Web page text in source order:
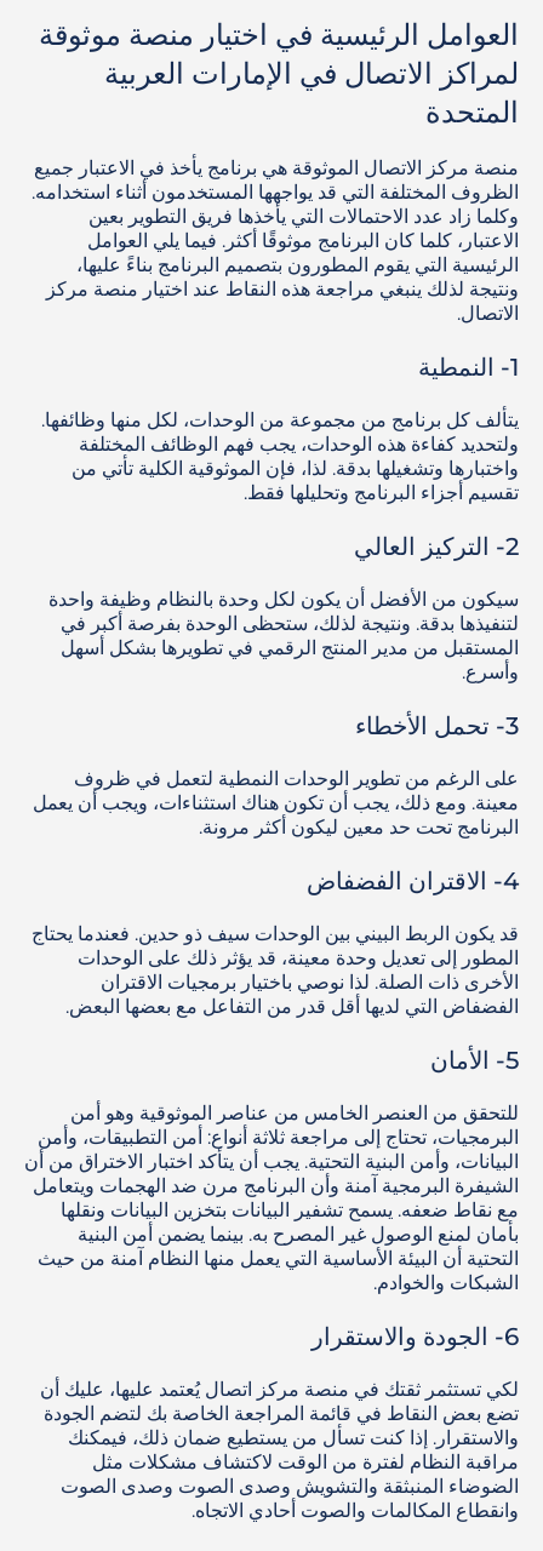
العوامل الرئيسية في اختيار منصة موثوقة
لمراكز الاتصال في الإمارات العربية
المتحدة
منصة مركز الاتصال الموثوقة هي برنامج يأخذ في الاعتبار جميع
الظروف المختلفة التي قد يواجهها المستخدمون أثناء استخدامه.
وكلما زاد عدد الاحتمالات التي يأخذها فريق التطوير بعين
الاعتبار، كلما كان البرنامج موثوقًا أكثر. فيما يلي العوامل
الرئيسية التي يقوم المطورون بتصميم البرنامج بناءً عليها،
ونتيجة لذلك ينبغي مراجعة هذه النقاط عند اختيار منصة مركز
الاتصال.
1- النمطية
يتألف كل برنامج من مجموعة من الوحدات، لكل منها وظائفها.
ولتحديد كفاءة هذه الوحدات، يجب فهم الوظائف المختلفة
واختبارها وتشغيلها بدقة. لذا، فإن الموثوقية الكلية تأتي من
تقسيم أجزاء البرنامج وتحليلها فقط.
2- التركيز العالي
سيكون من الأفضل أن يكون لكل وحدة بالنظام وظيفة واحدة
لتنفيذها بدقة. ونتيجة لذلك، ستحظى الوحدة بفرصة أكبر في
المستقبل من مدير المنتج الرقمي في تطويرها بشكل أسهل
وأسرع.
3- تحمل الأخطاء
على الرغم من تطوير الوحدات النمطية لتعمل في ظروف
معينة. ومع ذلك، يجب أن تكون هناك استثناءات، ويجب أن يعمل
البرنامج تحت حد معين ليكون أكثر مرونة.
4- الاقتران الفضفاض
قد يكون الربط البيني بين الوحدات سيف ذو حدين. فعندما يحتاج
المطور إلى تعديل وحدة معينة، قد يؤثر ذلك على الوحدات
الأخرى ذات الصلة. لذا نوصي باختيار برمجيات الاقتران
الفضفاض التي لديها أقل قدر من التفاعل مع بعضها البعض.
5- الأمان
للتحقق من العنصر الخامس من عناصر الموثوقية وهو أمن
البرمجيات، تحتاج إلى مراجعة ثلاثة أنواع: أمن التطبيقات، وأمن
البيانات، وأمن البنية التحتية. يجب أن يتأكد اختبار الاختراق من أن
الشيفرة البرمجية آمنة وأن البرنامج مرن ضد الهجمات ويتعامل
مع نقاط ضعفه. يسمح تشفير البيانات بتخزين البيانات ونقلها
بأمان لمنع الوصول غير المصرح به. بينما يضمن أمن البنية
التحتية أن البيئة الأساسية التي يعمل منها النظام آمنة من حيث
الشبكات والخوادم.
6- الجودة والاستقرار
لكي تستثمر ثقتك في منصة مركز اتصال يُعتمد عليها، عليك أن
تضع بعض النقاط في قائمة المراجعة الخاصة بك لتضم الجودة
والاستقرار. إذا كنت تسأل من يستطيع ضمان ذلك، فيمكنك
مراقبة النظام لفترة من الوقت لاكتشاف مشكلات مثل
الضوضاء المنبثقة والتشويش وصدى الصوت وصدى الصوت
وانقطاع المكالمات والصوت أحادي الاتجاه.